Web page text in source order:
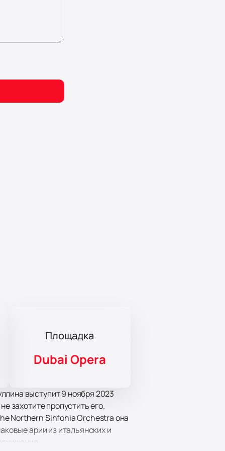
Площадка
Dubai Opera
выступит 9 ноября 2023
захотите пропустить его.
Northern Sinfonia Orchestra она
арии из итальянских и